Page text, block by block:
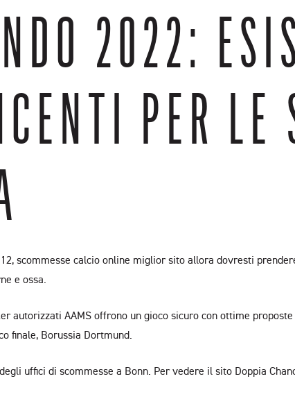
2022:
PER LE
scommesse calcio online miglior sito allora dovresti
e ossa.
autorizzati AAMS offrono un gioco sicuro con ottime
finale, Borussia Dortmund.
uffici di scommesse a Bonn. Per vedere il sito Doppia